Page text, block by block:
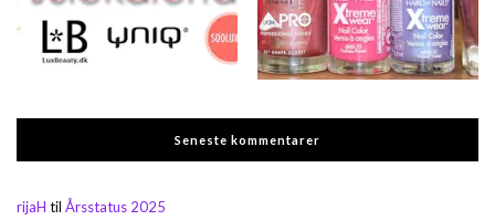
Seneste kommentarer
rijaH til Årsstatus 2025